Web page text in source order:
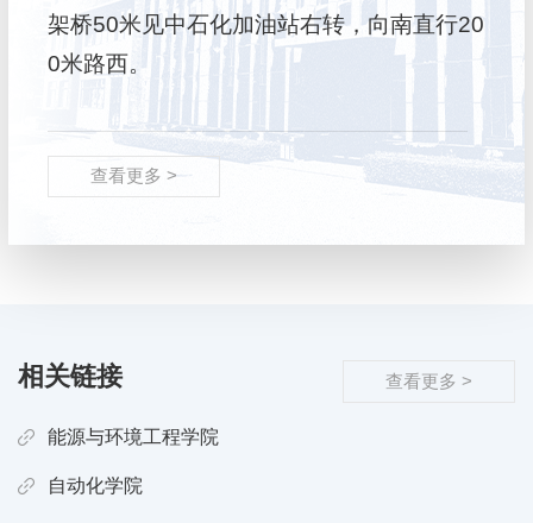
架桥50米见中石化加油站右转，向南直行20
0米路西。
查看更多 >
查看更多 >
相关链接
能源与环境工程学院
自动化学院